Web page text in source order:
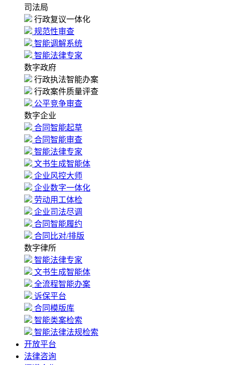
司法局
行政复议一体化
规范性审查
智能调解系统
智能法律专家
数字政府
行政执法智能办案
行政案件质量评查
公平竞争审查
数字企业
合同智能起草
合同智能审查
智能法律专家
文书生成智能体
企业风控大师
企业数字一体化
劳动用工体检
企业司法尽调
合同智能履约
合同比对/排版
数字律所
智能法律专家
文书生成智能体
全流程智能办案
诉保平台
合同模版库
智能类案检索
智能法律法规检索
开放平台
法律咨询